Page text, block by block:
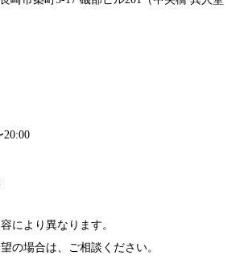
20:00
により異なります。
の場合は、ご相談ください。